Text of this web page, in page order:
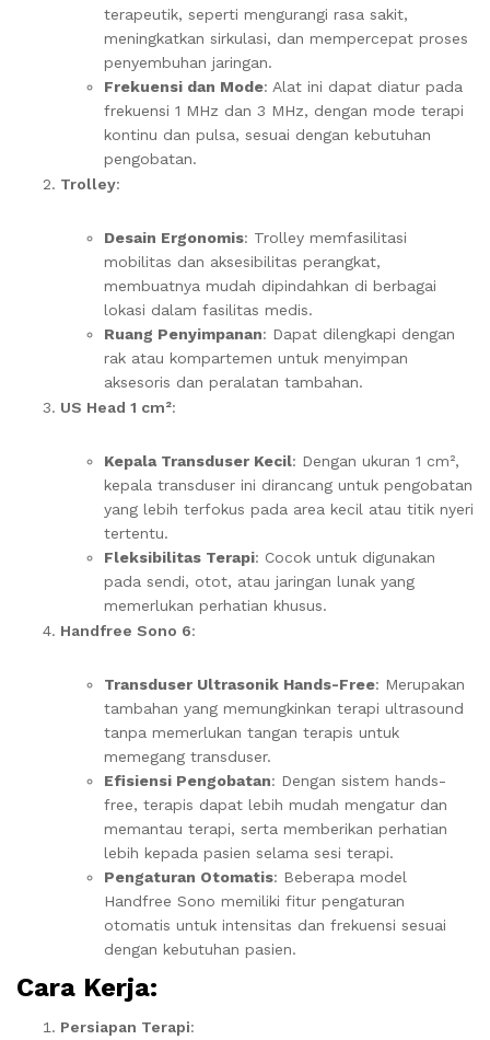
terapeutik, seperti mengurangi rasa sakit,
meningkatkan sirkulasi, dan mempercepat proses
penyembuhan jaringan.
Frekuensi dan Mode: Alat ini dapat diatur pada
frekuensi 1 MHz dan 3 MHz, dengan mode terapi
kontinu dan pulsa, sesuai dengan kebutuhan
pengobatan.
Trolley:
Desain Ergonomis: Trolley memfasilitasi
mobilitas dan aksesibilitas perangkat,
membuatnya mudah dipindahkan di berbagai
lokasi dalam fasilitas medis.
Ruang Penyimpanan: Dapat dilengkapi dengan
rak atau kompartemen untuk menyimpan
aksesoris dan peralatan tambahan.
US Head 1 cm²:
Kepala Transduser Kecil: Dengan ukuran 1 cm²,
kepala transduser ini dirancang untuk pengobatan
yang lebih terfokus pada area kecil atau titik nyeri
tertentu.
Fleksibilitas Terapi: Cocok untuk digunakan
pada sendi, otot, atau jaringan lunak yang
memerlukan perhatian khusus.
Handfree Sono 6:
Transduser Ultrasonik Hands-Free: Merupakan
tambahan yang memungkinkan terapi ultrasound
tanpa memerlukan tangan terapis untuk
memegang transduser.
Efisiensi Pengobatan: Dengan sistem hands-
free, terapis dapat lebih mudah mengatur dan
memantau terapi, serta memberikan perhatian
lebih kepada pasien selama sesi terapi.
Pengaturan Otomatis: Beberapa model
Handfree Sono memiliki fitur pengaturan
otomatis untuk intensitas dan frekuensi sesuai
dengan kebutuhan pasien.
Cara Kerja:
Persiapan Terapi: